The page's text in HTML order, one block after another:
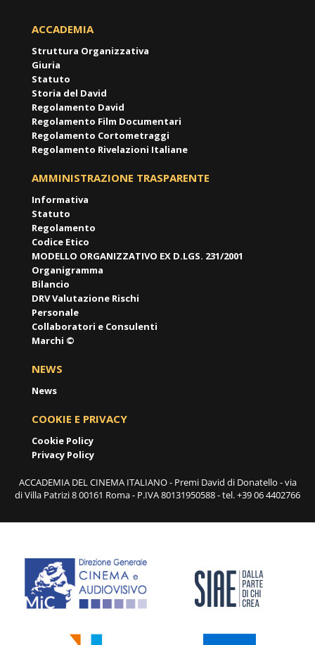
ACCADEMIA
Struttura Organizzativa
Giuria
Statuto
Storia del David
Regolamento David
Regolamento Film Documentari
Regolamento Cortometraggi
Regolamento Rivelazioni Italiane
AMMINISTRAZIONE TRASPARENTE
Informativa
Statuto
Regolamento
Codice Etico
MODELLO ORGANIZZATIVO EX D.LGS. 231/2001
Organigramma
Bilancio
DRV Valutazione Rischi
Personale
Collaboratori e Consulenti
Marchi ©
NEWS
News
COOKIE E PRIVACY
Cookie Policy
Privacy Policy
ACCADEMIA DEL CINEMA ITALIANO - Premi David di Donatello - via
di Villa Patrizi 8 00161 Roma - P.IVA 80131950588 - tel. +39 06 4402766